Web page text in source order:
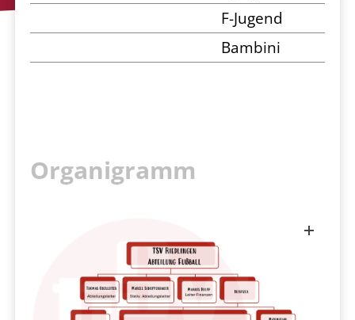
F-Jugend
Bambini
Organigramm